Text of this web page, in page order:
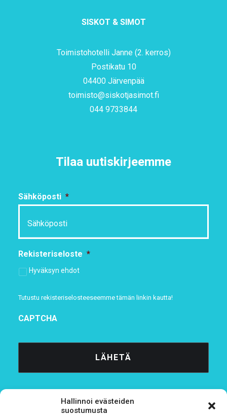
Hallinnoi evästeiden
suostumusta
SISKOT & SIMOT
Toimistohotelli Janne (2. kerros)
Postikatu 10
04400 Järvenpää
toimisto@siskotjasimot.fi
044 9733844
Tilaa uutiskirjeemme
Sähköposti *
Rekisteriseloste *
Hyväksyn ehdot
Tutustu rekisteriselosteeseemmetämän linkin kautta!
CAPTCHA